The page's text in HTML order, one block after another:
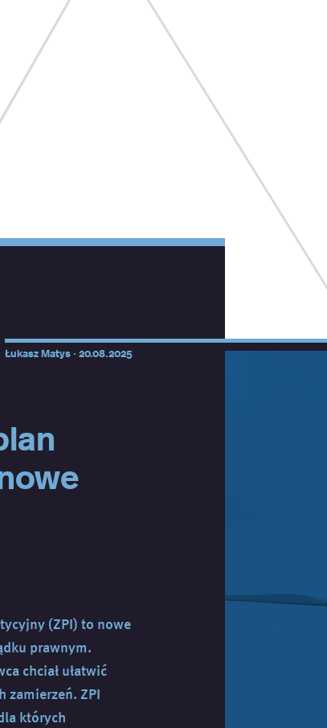
Łukasz Matys · 20.08.2025
(ZPI) to nowe
prawnym.
chciał ułatwić
zamierzeń. ZPI
których